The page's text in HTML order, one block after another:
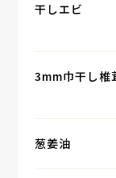
干しエビ
3mm巾干し椎
葱姜油